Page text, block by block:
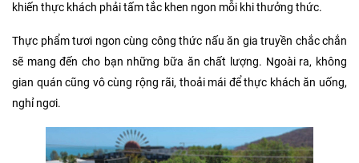
khiến thực khách phải tấm tắc khen ngon mỗi khi thưởng thức.
Thực phẩm tươi ngon cùng công thức nấu ăn gia truyền chắc chắn
sẽ mang đến cho bạn những bữa ăn chất lượng. Ngoài ra, không
gian quán cũng vô cùng rộng rãi, thoải mái để thực khách ăn uống,
nghỉ ngơi.